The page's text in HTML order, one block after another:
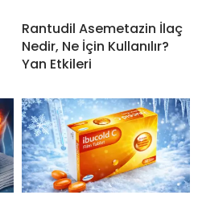
Rantudil Asemetazin İlaç
Nedir, Ne İçin Kullanılır?
Yan Etkileri